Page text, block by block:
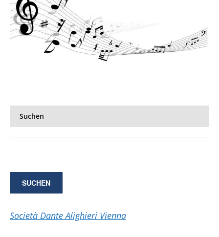
Suchen
Società Dante Alighieri Vienna